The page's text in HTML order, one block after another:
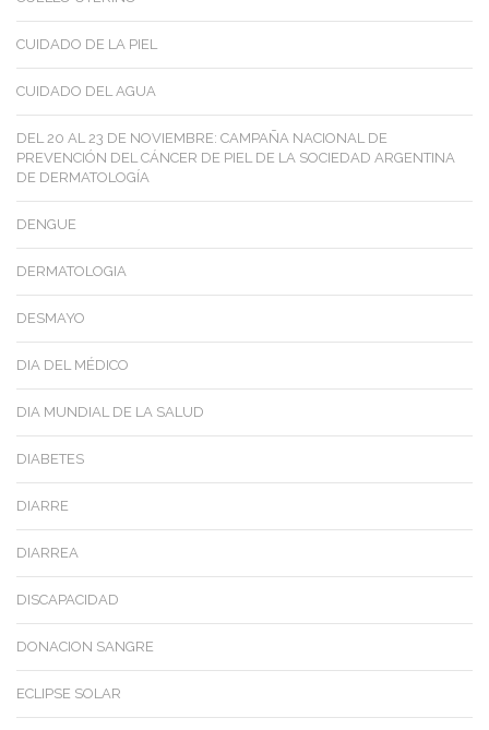
CUIDADO DE LA PIEL
CUIDADO DEL AGUA
DEL 20 AL 23 DE NOVIEMBRE: CAMPAÑA NACIONAL DE
PREVENCIÓN DEL CÁNCER DE PIEL DE LA SOCIEDAD ARGENTINA
DE DERMATOLOGÍA
DENGUE
DERMATOLOGIA
DESMAYO
DIA DEL MÉDICO
DIA MUNDIAL DE LA SALUD
DIABETES
DIARRE
DIARREA
DISCAPACIDAD
DONACION SANGRE
ECLIPSE SOLAR